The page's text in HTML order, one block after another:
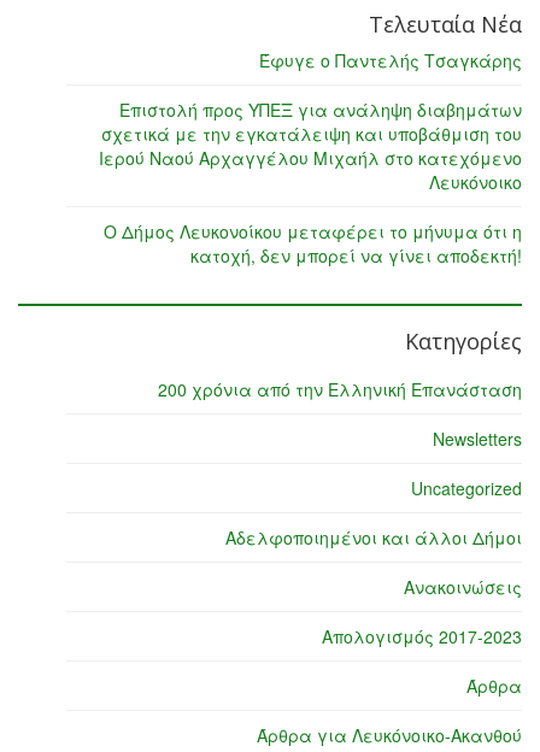
Τελευταία Νέα
Έφυγε ο Παντελής Τσαγκάρης
Επιστολή προς ΥΠΕΞ για ανάληψη διαβημάτων
σχετικά με την εγκατάλειψη και υποβάθμιση του
Ιερού Ναού Αρχαγγέλου Μιχαήλ στο κατεχόμενο
Λευκόνοικο
Ο Δήμος Λευκονοίκου μεταφέρει το μήνυμα ότι η
κατοχή, δεν μπορεί να γίνει αποδεκτή!
Κατηγορίες
200 χρόνια από την Ελληνική Επανάσταση
Newsletters
Uncategorized
Αδελφοποιημένοι και άλλοι Δήμοι
Ανακοινώσεις
Απολογισμός 2017-2023
Άρθρα
Άρθρα για Λευκόνοικο-Ακανθού